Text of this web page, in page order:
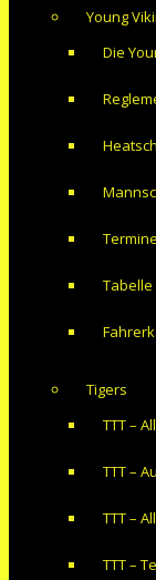
Young
Die
Tabelle
Tigers
TTT –
TTT –
TTT –
TTT –